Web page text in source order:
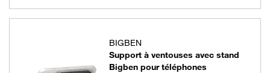
BIGBEN
Support à ventouses avec stand
Bigben pour téléphones